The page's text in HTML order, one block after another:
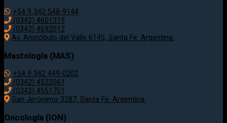
+54 9 342 548-9144
(0342) 4601319
(0342) 4692012
Av. Aristóbulo del Valle 6145, Santa Fe. Argentina.
Mastología (MAS)
+54 9 342 449-0202
(0342) 4522061
(0342) 4551751
San Jerónimo 3287, Santa Fe. Argentina.
Oncología (ION)